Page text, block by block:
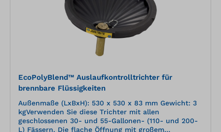
EcoPolyBlend™ Auslaufkontrolltrichter für
brennbare Flüssigkeiten
Außenmaße (LxBxH): 530 x 530 x 83 mm Gewicht: 3
kgVerwenden Sie diese Trichter mit allen
geschlossenen 30- und 55-Gallonen- (110- und 200-
L) Fässern. Die flache Öffnung mit großem